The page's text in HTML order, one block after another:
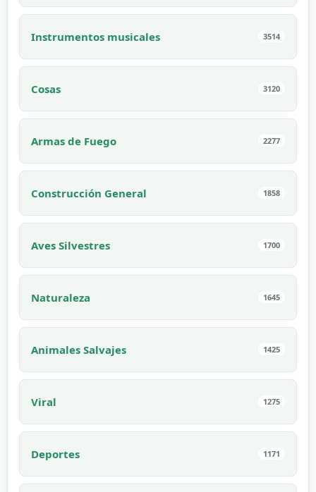
Instrumentos musicales 3514
Cosas 3120
Armas de Fuego 2277
Construcción General 1858
Aves Silvestres 1700
Naturaleza 1645
Animales Salvajes 1425
Viral 1275
Deportes 1171